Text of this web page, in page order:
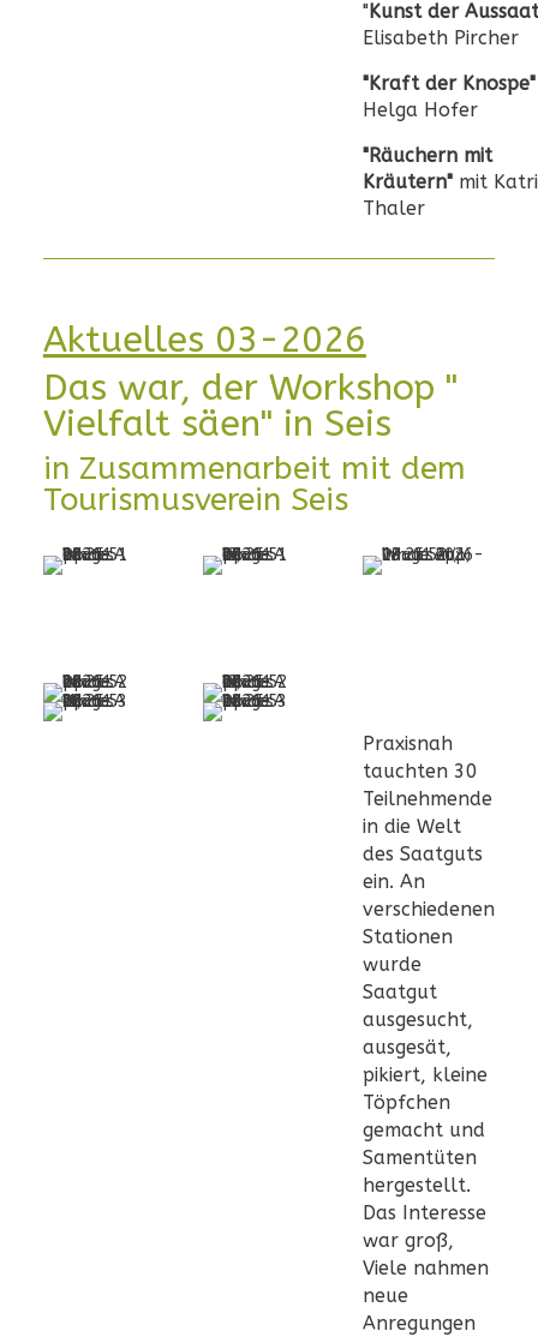
"Kunst der
Elisabeth Pircher
"Kraft der Knospe"
Helga Hofer
"Räuchern mit
Kräutern"mit
Thaler
Aktuelles 03-2026
Das war, der Workshop "
Vielfalt säen" in Seis
in Zusammenarbeit mit dem
Tourismusverein Seis
Praxisnah
tauchten 30
Teilnehmende
in die Welt
des Saatguts
ein. An
verschiedenen
Stationen
wurde
Saatgut
ausgesucht,
ausgesät,
pikiert, kleine
Töpfchen
gemacht und
Samentüten
hergestellt.
Das Interesse
war groß,
Viele nahmen
neue
Anregungen